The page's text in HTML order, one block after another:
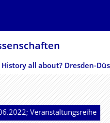
Veranstaltungsreihe